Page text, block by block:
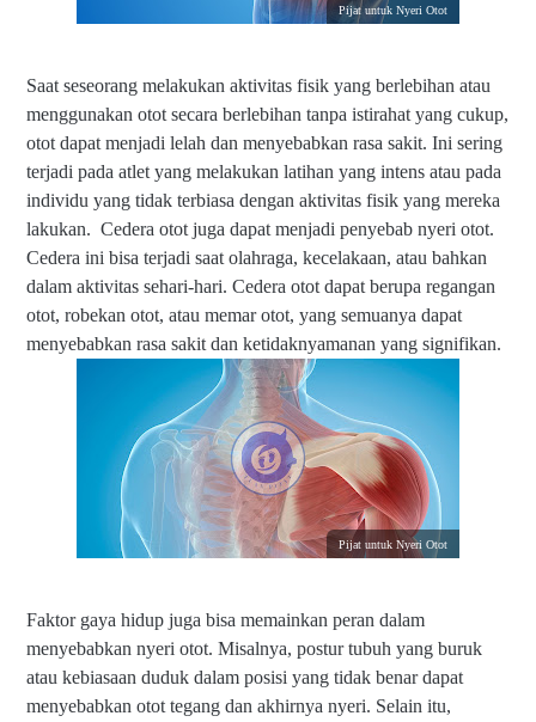
Pijat untuk Nyeri Otot
Saat seseorang melakukan aktivitas fisik yang berlebihan atau
menggunakan otot secara berlebihan tanpa istirahat yang cukup,
otot dapat menjadi lelah dan menyebabkan rasa sakit. Ini sering
terjadi pada atlet yang melakukan latihan yang intens atau pada
individu yang tidak terbiasa dengan aktivitas fisik yang mereka
lakukan. Cedera otot juga dapat menjadi penyebab nyeri otot.
Cedera ini bisa terjadi saat olahraga, kecelakaan, atau bahkan
dalam aktivitas sehari-hari. Cedera otot dapat berupa regangan
otot, robekan otot, atau memar otot, yang semuanya dapat
menyebabkan rasa sakit dan ketidaknyamanan yang signifikan.
Pijat untuk Nyeri Otot
Faktor gaya hidup juga bisa memainkan peran dalam
menyebabkan nyeri otot. Misalnya, postur tubuh yang buruk
atau kebiasaan duduk dalam posisi yang tidak benar dapat
menyebabkan otot tegang dan akhirnya nyeri. Selain itu,